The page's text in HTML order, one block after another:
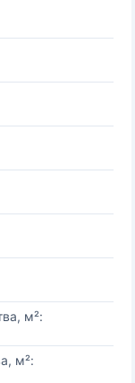
м²:
м²: